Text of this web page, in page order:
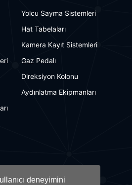
deneyimini
Yolcu Sayma Sistemleri
Hat Tabelaları
Kamera Kayıt Sistemleri
Gaz Pedalı
Direksiyon Kolonu
Aydınlatma Ekipmanları